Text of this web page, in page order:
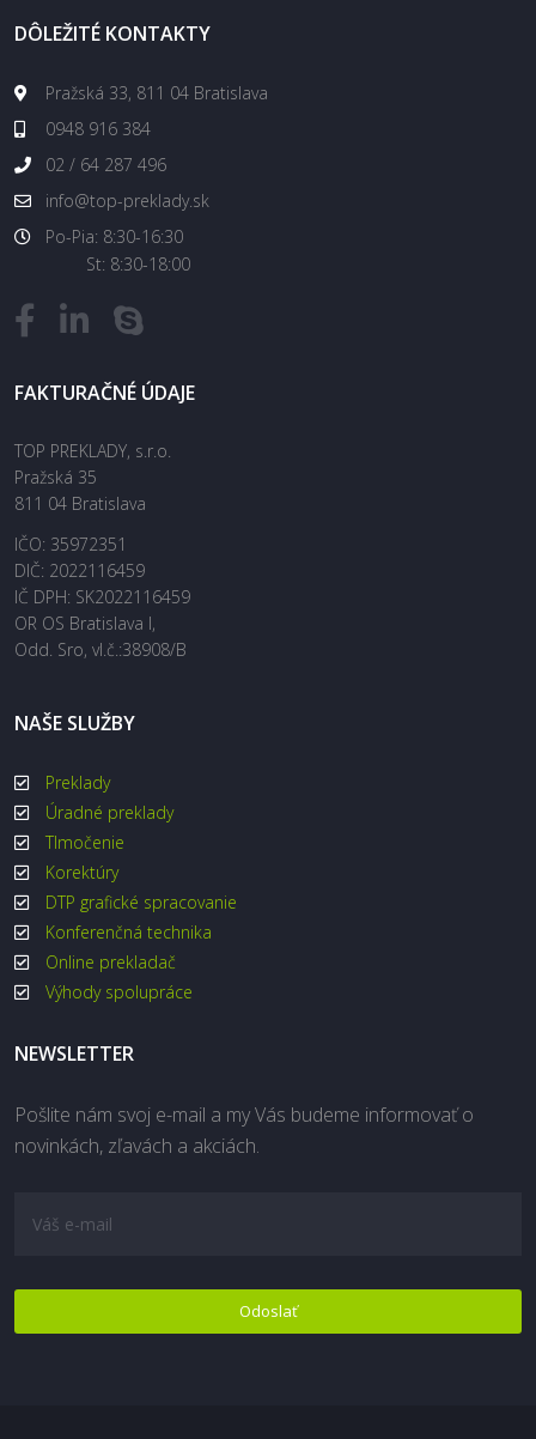
DÔLEŽITÉ KONTAKTY
Pražská 33, 811 04 Bratislava
0948 916 384
02 / 64 287 496
info@top-preklady.sk
Po-Pia: 8:30-16:30
St: 8:30-18:00
FAKTURAČNÉ ÚDAJE
TOP PREKLADY, s.r.o.
Pražská 35
811 04 Bratislava
IČO: 35972351
DIČ: 2022116459
IČ DPH: SK2022116459
OR OS Bratislava I,
Odd. Sro, vl.č.:38908/B
NAŠE SLUŽBY
Preklady
Úradné preklady
Tlmočenie
Korektúry
DTP grafické spracovanie
Konferenčná technika
Online prekladač
Výhody spolupráce
NEWSLETTER
Pošlite nám svoj e-mail a my Vás budeme informovať o
novinkách, zľavách a akciách.